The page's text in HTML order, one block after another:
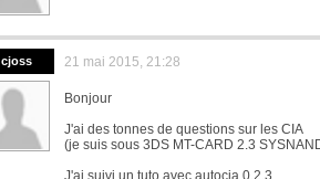
cjoss 21 mai 2015, 21:28
Bonjour
J'ai des tonnes de questions sur les CIA
(je suis sous 3DS MT-CARD 2.3
J'ai suivi un tuto avec autocia 0.2.3